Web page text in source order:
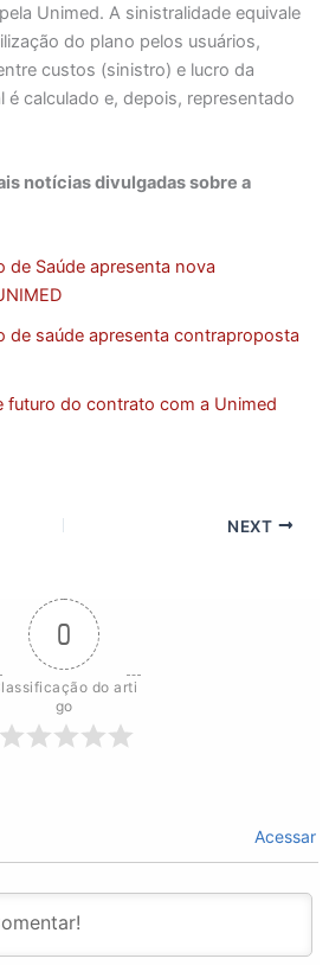
Unimed. A sinistralidade equivale
do plano pelos usuários,
custos (sinistro) e lucro da
é calculado e, depois, representado
notícias divulgadas sobre a
de Saúde apresenta nova
de saúde apresenta contraproposta
futuro do contrato com a Unimed
NEXT
0
do arti
go
Acessar